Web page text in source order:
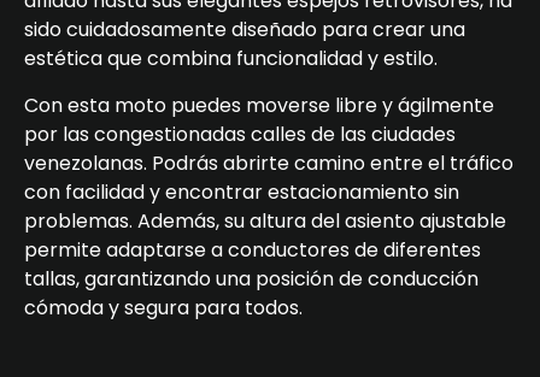
sido cuidadosamente diseñado para crear una
estética que combina funcionalidad y estilo.
Con esta moto puedes moverse libre y ágilmente
por las congestionadas calles de las ciudades
venezolanas. Podrás abrirte camino entre el tráfico
con facilidad y encontrar estacionamiento sin
problemas. Además, su altura del asiento ajustable
permite adaptarse a conductores de diferentes
tallas, garantizando una posición de conducción
cómoda y segura para todos.